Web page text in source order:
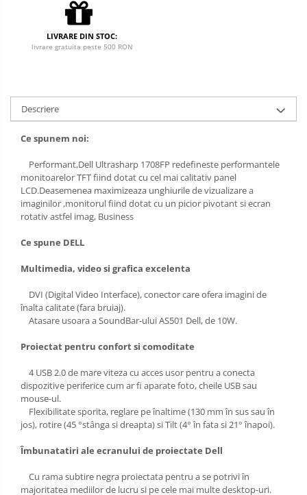
LIVRARE DIN STOC:
livrare gratuita peste 500 RON
Descriere
Ce spunem noi:
Performant,Dell Ultrasharp 1708FP redefineste performantele
monitoarelor TFT fiind dotat cu cel mai calitativ panel
LCD.Deasemenea maximizeaza unghiurile de vizualizare a
imaginilor ,monitorul fiind dotat cu un picior pivotant si ecran
rotativ astfel imag, Business
Ce spune DELL
Multimedia, video si grafica excelenta
DVI (Digital Video Interface), conector care ofera imagini de
înalta calitate (fara bruiaj).
Atasare usoara a SoundBar-ului AS501 Dell, de 10W.
Proiectat pentru confort si comoditate
4 USB 2.0 de mare viteza cu acces usor pentru a conecta
dispozitive periferice cum ar fi aparate foto, cheile USB sau
mouse-ul.
Flexibilitate sporita, reglare pe înaltime (130 mm în sus sau în
jos), rotire (45 °stânga si dreapta) si Tilt (4° în fata si 21° înapoi).
Îmbunatatiri ale ecranului de proiectate Dell
Cu rama subtire negra proiectata pentru a se potrivi în
majoritatea mediilor de lucru si pe cele mai multe desktop-uri.